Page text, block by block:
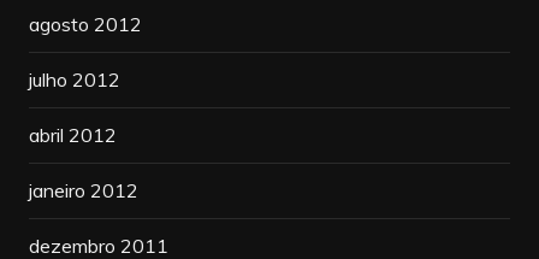
agosto 2012
julho 2012
abril 2012
janeiro 2012
dezembro 2011